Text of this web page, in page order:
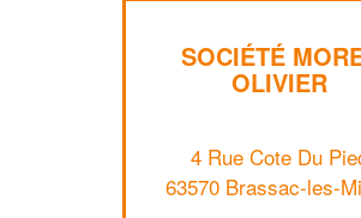
SOCIÉTÉ
OLIVIER
4 Rue Cote Du
63570 Brassac-les-